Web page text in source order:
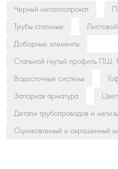
Черный металлопрокат
Трубы стальные
Доборные элементы
Стальной гнутый профиль
Водосточные системы
Запорная арматура
Детали трубопроводов и
Оцинкованный и окрашенный